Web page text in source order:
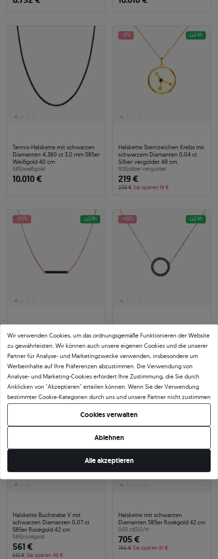
Tennis-Halskette mit schwarzen
Diamanten 4,380 ct 3,0 mm 585er
Weißgold 40 cm
585|weißgold
10.010 €
-8% 24h
Halskette Sternzeichen Krebs mit
schwarzem Diamanten 0,04 ct
Silber vergoldet 48 cm
925|silber vergoldet
219 €
238 € Sie sparen 19 €
-50% 24h
Diamanten 0,03 ct 585er
Roségold 40 cm
roségold
285 €
-40% 24h
Diamanten 0,08 ct 585er
Roségold 42 cm
roségold
421 €
-8% 24h
Halskette Buchstabe V mit
schwarzen Diamanten 0,07 ct
585er Roségold 42 cm
585|roségold
561 €
610 € Sie sparen 49 €
-8% 24h
Halskette mit schwarzen
Diamanten 585er Roségold 42 cm
0.03 ct|SI2/H
705 €
766 € Sie sparen 61 €
Wir verwenden Cookies, um das ordnungsgemäße Funktionieren der Website
zu gewährleisten. Wir können auch unsere eigenen Cookies und die unserer
Partner für Analyse- und Marketingzwecke verwenden, insbesondere um
Werbeinhalte auf Ihre Präferenzen abzustimmen. Die Verwendung von
Analyse- und Marketing-Cookies erfordert Ihre Zustimmung, die Sie durch
Anklicken von "Akzeptieren" erteilen können. Wenn Sie der Verwendung
bestimmter Cookie-Kategorien durch uns und unsere Partner nicht zustimmen
möchten, klicken Sie auf "Lassen Sie mich wählen" und bestimmen Sie Ihre
Präferenzen. Sie können Ihre Zustimmung jederzeit widerrufen, indem Sie
Ihre Cookie-Einstellungen ändern.
Cookies verwalten
Ablehnen
Alle akzeptieren